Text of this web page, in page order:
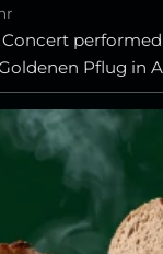
Concert
Goldenen Pflug in